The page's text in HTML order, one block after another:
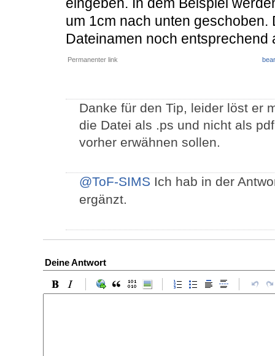
eingeben. In dem Beispiel
um 1cm nach unten
Dateinamen noch entsprechend
Permanenter link
Danke für den Tip, leider löst er
die Datei als .ps und nicht als
vorher erwähnen sollen.
@ToF-SIMS Ich hab in der
ergänzt.
Deine Antwort